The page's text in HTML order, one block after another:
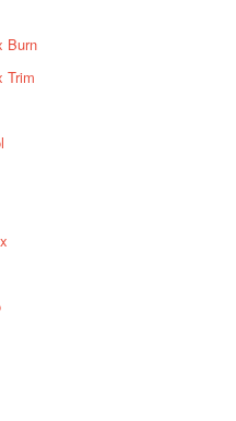
Burn
Trim